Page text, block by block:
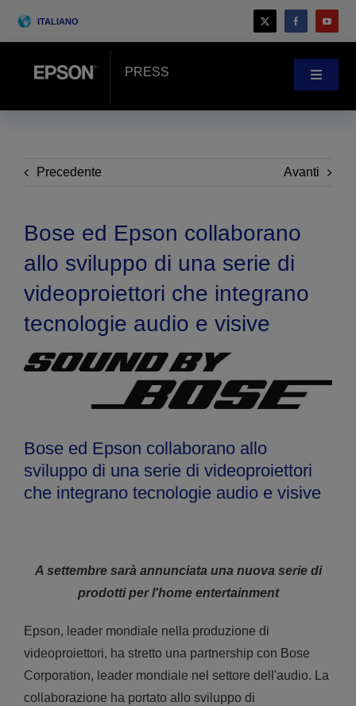
ITALIANO
PRESS
Toggle
Case history
Eventi
Search
Precedente Avanti
Bose ed Epson collaborano
allo sviluppo di una serie di
videoproiettori che integrano
tecnologie audio e visive
Bose ed Epson collaborano allo
sviluppo di una serie di videoproiettori
che integrano tecnologie audio e visive
A settembre sarà annunciata una nuova serie di
prodotti per l'home entertainment
Epson, leader mondiale nella produzione di
videoproiettori, ha stretto una partnership con Bose
Corporation, leader mondiale nel settore dell'audio. La
collaborazione ha portato allo sviluppo di